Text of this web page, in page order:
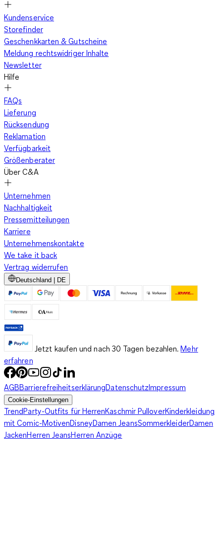
Kundenservice
Storefinder
Geschenkkarten & Gutscheine
Meldung rechtswidriger Inhalte
Newsletter
Hilfe
FAQs
Lieferung
Rücksendung
Reklamation
Verfügbarkeit
Größenberater
Über C&A
Unternehmen
Nachhaltigkeit
Pressemitteilungen
Karriere
Unternehmenskontakte
We take it back
Vertrag widerrufen
Deutschland | DE
Jetzt kaufen und nach 30 Tagen bezahlen. Mehr
erfahren
AGBBarrierefreiheitserklärungDatenschutzImpressum
Cookie-Einstellungen
TrendParty-Outfits für HerrenKaschmir PulloverKinderkleidung
mit Comic-MotivenDisneyDamen JeansSommerkleiderDamen
JackenHerren JeansHerren Anzüge